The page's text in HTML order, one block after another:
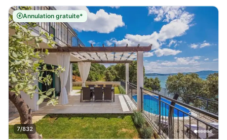
Annulation gratuite*
7/832